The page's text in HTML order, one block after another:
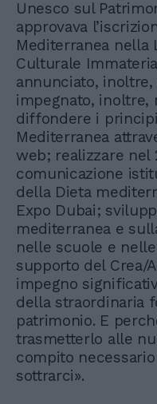
Unesco sul
approvava
Mediterranea nella
Culturale
annunciato,
impegnato, inoltre,
diffondere i
Mediterranea
web; realizzare nel
comunicazione
della Dieta
Expo Dubai;
mediterranea e
nelle scuole e
supporto del Crea/
impegno
della straordinaria
patrimonio. E
trasmetterlo alle
compito
sottrarci».